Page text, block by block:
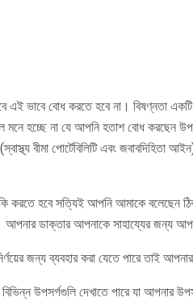
এই ভাবে বোধ করতে হবে না। বিষণ্নতা
হচ্ছে না যে আপনি হতাশ বোধ করছেন
বীমা পোর্টেবিলিটি এবং জবাবদিহিতা
করতে হবে সত্যিই আপনি আমাকে বলেছেন
ডাক্তার আপনাকে সাহায্যের জন্য
নির্ণয়ের জন্য ব্যবহার করা যেতে পারে তাই
উপসর্গগুলি দেখাতে পারে যা আপনার